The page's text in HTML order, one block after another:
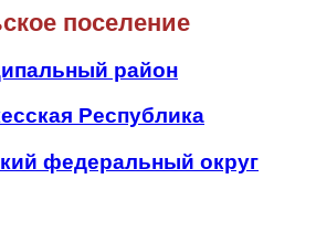
поселение
район
Республика
федеральный округ